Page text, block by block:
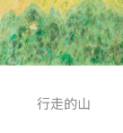
行走的山